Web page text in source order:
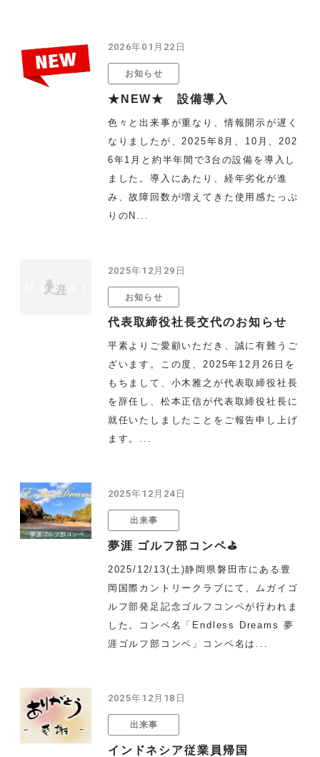
2026年01月22日
お知らせ
★NEW★ 設備導入
色々と出来事が重なり、情報開示が遅く
なりましたが、2025年8月、10月、202
6年1月と約半年間で3台の設備を導入し
ました。導入にあたり、経年劣化が進
み、故障回数が増えてきた使用感たっぷ
りのN...
2025年12月29日
お知らせ
代表取締役社長交代のお知らせ
平素よりご愛顧いただき、誠に有難うご
ざいます。この度、2025年12月26日を
もちまして、小木雅之が代表取締役社長
を辞任し、松本正信が代表取締役社長に
就任いたしましたことをご報告申し上げ
ます。...
2025年12月24日
出来事
夢涯 ゴルフ部コンペ⛳
2025/12/13(土)静岡県磐田市にある豊
岡国際カントリークラブにて、ムガイゴ
ルフ部発足記念ゴルフコンペが行われま
した。コンペ名「Endless Dreams 夢
涯ゴルフ部コンペ」コンペ名は...
2025年12月18日
出来事
インドネシア従業員帰国